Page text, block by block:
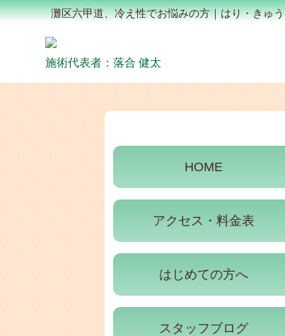
灘区六甲道、冷え性でお悩みの方｜はり・きゅう
施術代表者：落合 健太
HOME
アクセス・料金表
はじめての方へ
スタッフブログ